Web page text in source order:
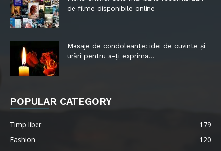
de filme disponibile online
Mesaje de condoleanțe: idei de cuvinte și
urări pentru a-ți exprima...
POPULAR CATEGORY
Timp liber
179
Fashion
120